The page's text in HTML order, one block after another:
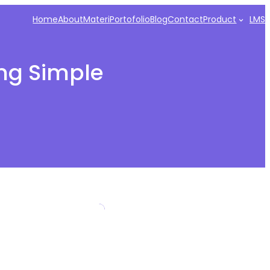
HomeAboutMateriPortofolioBlogContactProduct LMS
Simple